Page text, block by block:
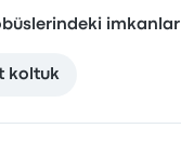
imkanlar
koltuk